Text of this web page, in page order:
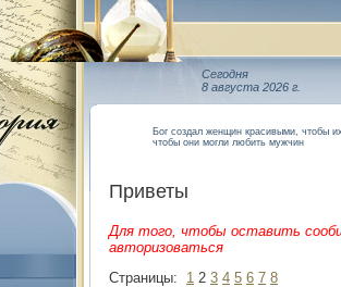
Сегодня
8 августа 2026 г.
Бог создал женщин красивыми, чтобы
чтобы они могли любить мужчин
Приветы
Для того, чтобы оставить
авторизоваться
Страницы: 1 2 3 4 5 6 7 8